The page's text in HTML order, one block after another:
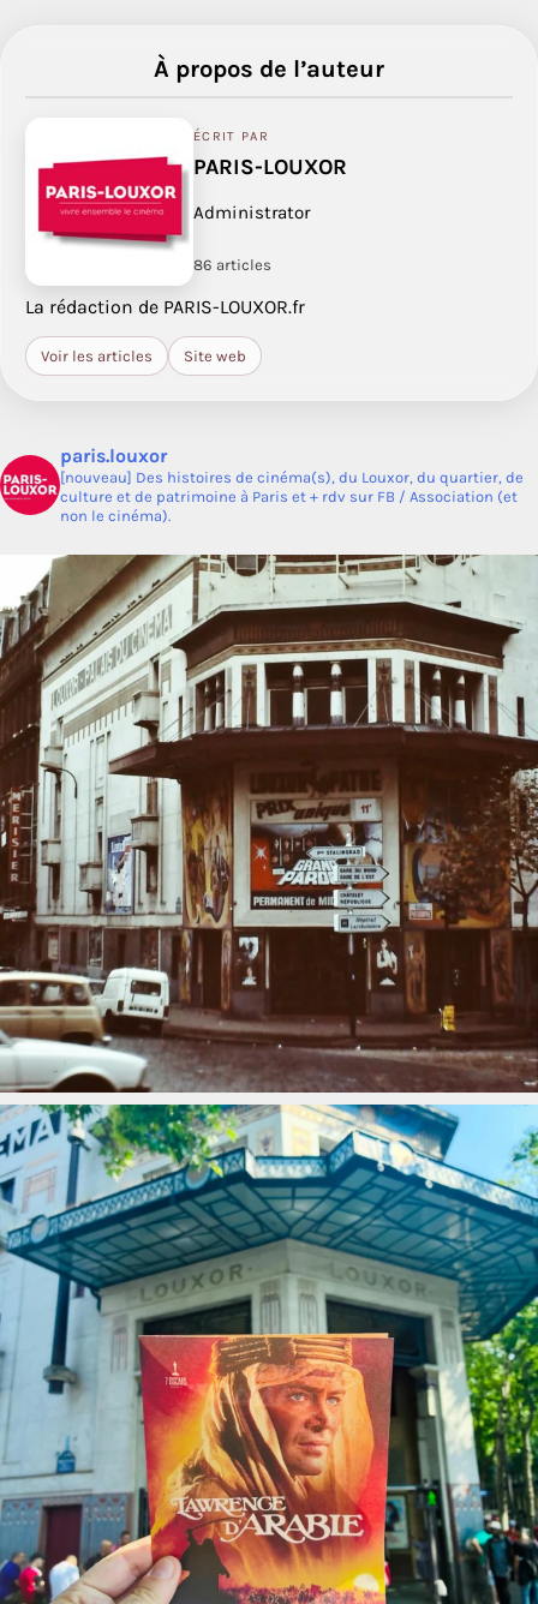
À propos de l’auteur
ÉCRIT PAR
PARIS-LOUXOR
Administrator
86 articles
La rédaction de PARIS-LOUXOR.fr
Voir les articles Site web
paris.louxor
[nouveau] Des histoires de cinéma(s), du Louxor, du quartier, de
culture et de patrimoine à Paris et + rdv sur FB / Association (et
non le cinéma).